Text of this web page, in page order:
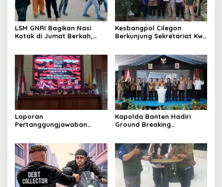
LSM GNRI Bagikan Nasi
Kotak di Jumat Berkah,
Kesbangpol Cilegon
Berkunjung Sekretariat Kwri
Laporan
Pertanggungjawaban
Resmi Ditutup
Kapolda Banten Hadiri
Ground Breaking
Provinsi Banten